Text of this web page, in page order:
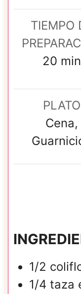
TIEMPO
20 m
u
t
o
s
min
PLATO
Cena,
1/2
1/4 taza